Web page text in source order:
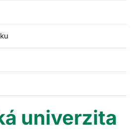
univerzita